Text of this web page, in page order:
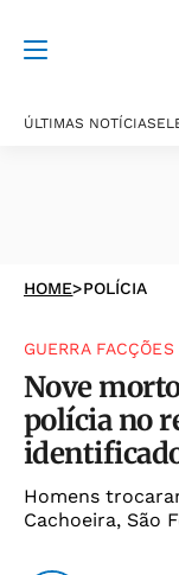
ÚLTIMAS NOTÍCIAS
HOME>POLÍCIA
GUERRA FACÇÕES
Nove
polícia no
Homens
Cachoeira, São